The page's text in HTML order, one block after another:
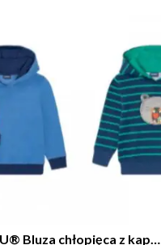
LUPILU® Bluza chłopięca z kapturem